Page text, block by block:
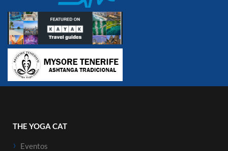
THE YOGA CAT
Eventos